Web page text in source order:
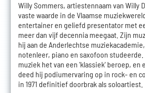
Willy Sommers, artiestennaam van Willy
vaste waarde in de Vlaamse
entertainer en geliefd presentator met
meer dan vijf decennia meegaat. Zijn
hij aan de Anderlechtse
notenleer, piano en saxofoon studeerde.
muziek het van een 'klassiek' beroep, en
deed hij podiumervaring op in rock- en
in 1971 definitief doorbrak als soloartiest.